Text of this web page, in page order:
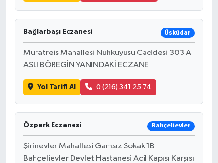
Bağlarbaşı Eczanesi Üsküdar
Muratreis Mahallesi Nuhkuyusu Caddesi 303 A
ASLI BÖREGİN YANINDAKİ ECZANE
Yol Tarifi Al 0 (216) 341 25 74
Özperk Eczanesi Bahçelievler
Şirinevler Mahallesi Gamsız Sokak 1B
Bahçelievler Devlet Hastanesi Acil Kapısı Karşısı